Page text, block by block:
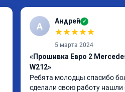
А Андрей ✓
★★★★★
5 марта 2024
«Прошивка Евро 2
W212»
Ребята молодцы спасибо
сделали свою работу